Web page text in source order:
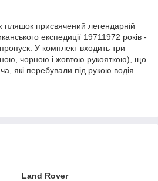
пляшок присвячений легендарній
експедиції 19711972 років -
У комплект входить три
чорною і жовтою рукояткою), що
які перебували під рукою водія
Land Rover